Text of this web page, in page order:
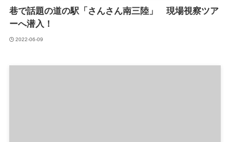
巷で話題の道の駅「さんさん南三陸」 現場視察ツア
ーへ潜入！
2022-06-09